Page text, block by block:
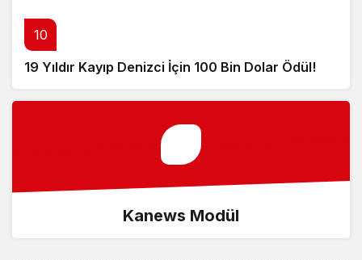
10
19 Yıldır Kayıp Denizci İçin 100 Bin Dolar Ödül!
Kanews Modül